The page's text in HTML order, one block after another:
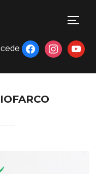
facebookinstagram